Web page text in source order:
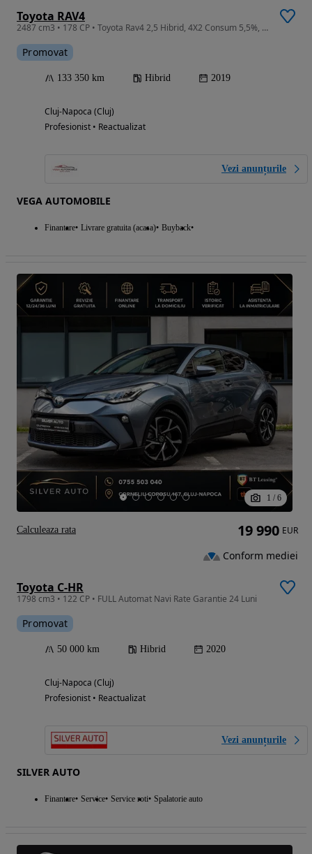
Toyota RAV4
2487 cm3 • 178 CP • Toyota Rav4 2,5 Hibrid, 4X2 Consum 5,5%, Garantie, Full Istoric Toyota
Promovat
133 350 km Hibrid 2019
Cluj-Napoca (Cluj)
Profesionist • Reactualizat
Vezi anunțurile
VEGA AUTOMOBILE
Finantare Livrare gratuita (acasa) Buyback
1 / 6
Toyota C-HR
1798 cm3 • 122 CP • FULL Automat Navi Rate Garantie 24 Luni
Promovat
50 000 km Hibrid 2020
Cluj-Napoca (Cluj)
Profesionist • Reactualizat
Vezi anunțurile
SILVER AUTO
Finantare Service Service roti Spalatorie auto
19 990 EUR
Conform mediei
Calculeaza rata